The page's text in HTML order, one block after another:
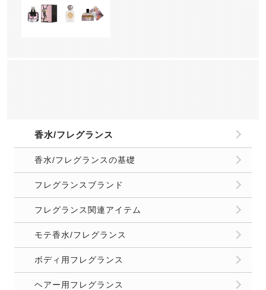
香水/フレグランス
香水/フレグランスの基礎
フレグランスブランド
フレグランス関連アイテム
モテ香水/フレグランス
ボディ用フレグランス
ヘアー用フレグランス